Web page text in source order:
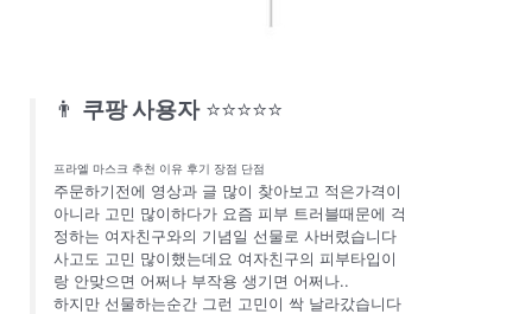
👨 쿠팡 사용자 ⭐⭐⭐⭐⭐
프라엘 마스크 추천 이유 후기 장점 단점
주문하기전에 영상과 글 많이 찾아보고 적은가격이
아니라 고민 많이하다가 요즘 피부 트러블때문에 걱
정하는 여자친구와의 기념일 선물로 사버렸습니다
사고도 고민 많이했는데요 여자친구의 피부타입이
랑 안맞으면 어쩌나 부작용 생기면 어쩌나..
하지만 선물하는순간 그런 고민이 싹 날라갔습니다